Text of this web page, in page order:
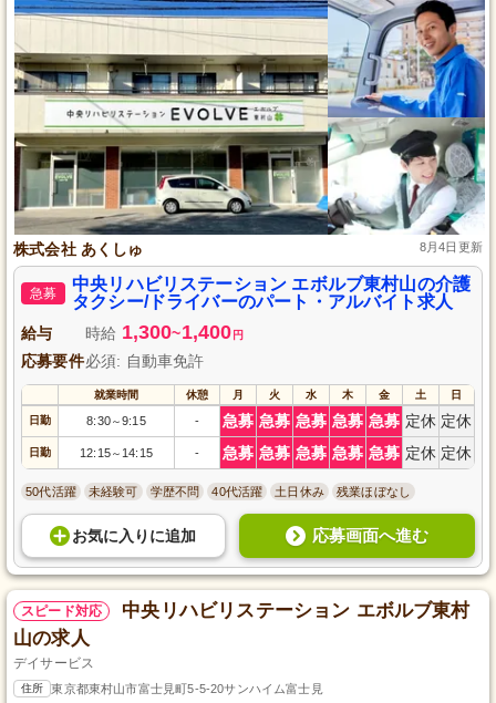
株式会社 あくしゅ 8月4日更新
急募
中央リハビリステーション エボルブ東村山の介護
タクシー/ドライバーのパート・アルバイト求人
給与 時給 1,300~1,400 円
応募要件必須: 自動車免許
就業時間 休憩 月 火 水 木 金 土 日
日勤 8:30～9:15 - 急募 急募 急募 急募 急募 定休 定休
日勤 12:15～ 14:15 - 急募 急募 急募 急募 急募 定休 定休
50代活躍 未経験可 学歴不問 40代活躍 土日休み 残業ほぼなし
お気に入り に追加 応募画面へ進む
スピード対応
中央リハビリステーション エボルブ東村
山の求人
デイサービス
住所 東京都東村山市富士見町5-5-20サンハイム富士見